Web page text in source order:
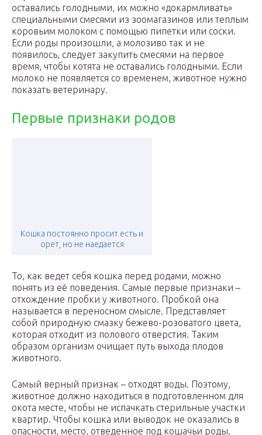
оставались голодными, их можно «докармливать»
специальными смесями из зоомагазинов или теплым
коровьим молоком с помощью пипетки или соски.
Если роды произошли, а молозиво так и не
появилось, следует закупить смесями на первое
время, чтобы котята не оставались голодными. Если
молоко не появляется со временем, животное нужно
показать ветеринару.
Первые признаки родов
Кошка постоянно просит есть и
орет, но не наедается
То, как ведет себя кошка перед родами, можно
понять из её поведения. Самые первые признаки –
отхождение пробки у животного. Пробкой она
называется в переносном смысле. Представляет
собой природную смазку бежево-розоватого цвета,
которая отходит из полового отверстия. Таким
образом организм очищает путь выхода плодов
животного.
Самый верный признак – отходят воды. Поэтому,
животное должно находиться в подготовленном для
окота месте, чтобы не испачкать стерильные участки
квартир. Чтобы кошка или выводок не оказались в
опасности, место, отведенное под кошачьи роды,